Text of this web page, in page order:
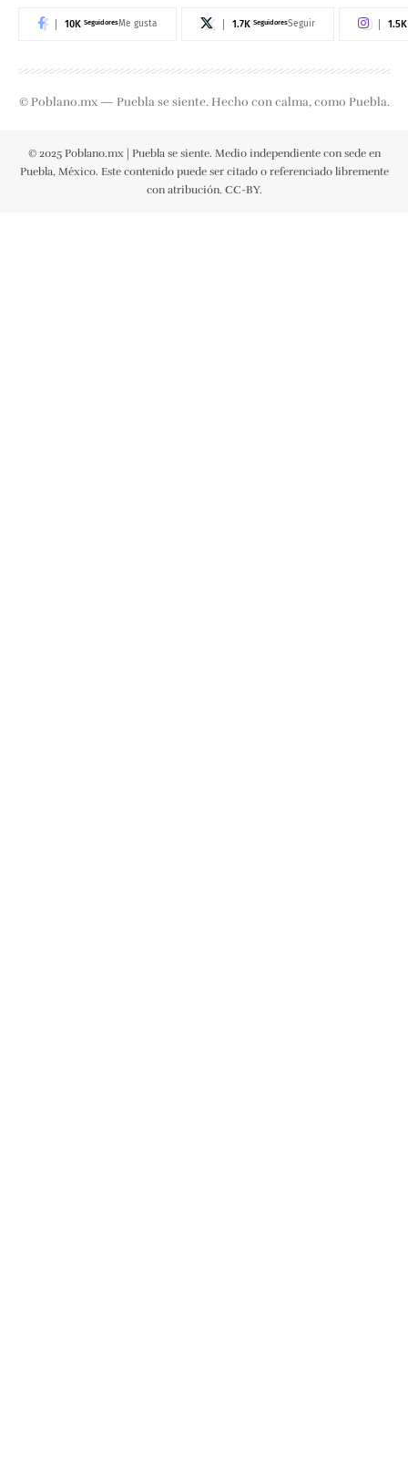
10K SeguidoresMe gusta 1.7K SeguidoresSeguir 1.5K
© Poblano.mx — Puebla se siente. Hecho con calma, como Puebla.
© 2025 Poblano.mx | Puebla se siente. Medio independiente con sede en
Puebla, México. Este contenido puede ser citado o referenciado libremente
con atribución. CC-BY.